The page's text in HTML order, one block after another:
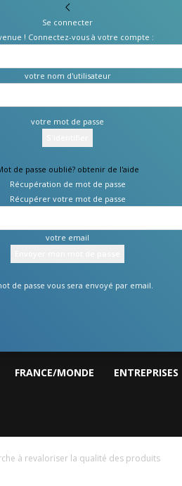
Se connecter
! Connectez-vous à votre compte :
votre nom d'utilisateur
votre mot de passe
de passe oublié? obtenir de l'aide
Récupération de mot de passe
Récupérer votre mot de passe
votre email
de passe vous sera envoyé par email.
FRANCE/MONDE ENTREPRISES
à revaloriser la qualité des produits